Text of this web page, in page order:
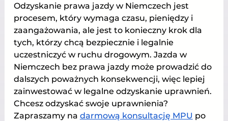
Odzyskanie prawa jazdy w Niemczech jest
procesem, który wymaga czasu, pieniędzy i
zaangażowania, ale jest to konieczny krok dla
tych, którzy chcą bezpiecznie i legalnie
uczestniczyć w ruchu drogowym. Jazda w
Niemczech bez prawa jazdy może prowadzić do
dalszych poważnych konsekwencji, więc lepiej
zainwestować w legalne odzyskanie uprawnień.
Chcesz odzyskać swoje uprawnienia?
Zapraszamy na darmową konsultację MPU po